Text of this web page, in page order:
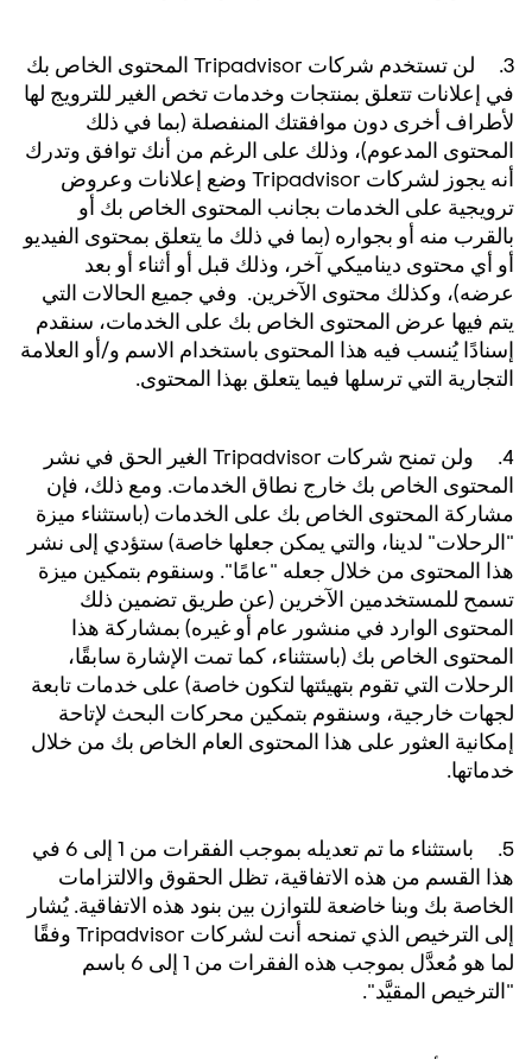
3. لن تستخدم شركات Tripadvisor المحتوى الخاص بك
في إعلانات تتعلق بمنتجات وخدمات تخص الغير للترويج لها
لأطراف أخرى دون موافقتك المنفصلة (بما في ذلك
المحتوى المدعوم)، وذلك على الرغم من أنك توافق وتدرك
أنه يجوز لشركات Tripadvisor وضع إعلانات وعروض
ترويجية على الخدمات بجانب المحتوى الخاص بك أو
بالقرب منه أو بجواره (بما في ذلك ما يتعلق بمحتوى الفيديو
أو أي محتوى ديناميكي آخر، وذلك قبل أو أثناء أو بعد
عرضه)، وكذلك محتوى الآخرين. وفي جميع الحالات التي
يتم فيها عرض المحتوى الخاص بك على الخدمات، سنقدم
إسنادًا يُنسب فيه هذا المحتوى باستخدام الاسم و/أو العلامة
التجارية التي ترسلها فيما يتعلق بهذا المحتوى.
4. ولن تمنح شركات Tripadvisor الغير الحق في نشر
المحتوى الخاص بك خارج نطاق الخدمات. ومع ذلك، فإن
مشاركة المحتوى الخاص بك على الخدمات (باستثناء ميزة
"الرحلات" لدينا، والتي يمكن جعلها خاصة) ستؤدي إلى نشر
هذا المحتوى من خلال جعله "عامًا". وسنقوم بتمكين ميزة
تسمح للمستخدمين الآخرين (عن طريق تضمين ذلك
المحتوى الوارد في منشور عام أو غيره) بمشاركة هذا
المحتوى الخاص بك (باستثناء، كما تمت الإشارة سابقًا،
الرحلات التي تقوم بتهيئتها لتكون خاصة) على خدمات تابعة
لجهات خارجية، وسنقوم بتمكين محركات البحث لإتاحة
إمكانية العثور على هذا المحتوى العام الخاص بك من خلال
خدماتها.
5. باستثناء ما تم تعديله بموجب الفقرات من 1 إلى 6 في
هذا القسم من هذه الاتفاقية، تظل الحقوق والالتزامات
الخاصة بك وبنا خاضعة للتوازن بين بنود هذه الاتفاقية. يُشار
إلى الترخيص الذي تمنحه أنت لشركات Tripadvisor وفقًا
لما هو مُعدَّل بموجب هذه الفقرات من 1 إلى 6 باسم
"الترخيص المقيَّد".